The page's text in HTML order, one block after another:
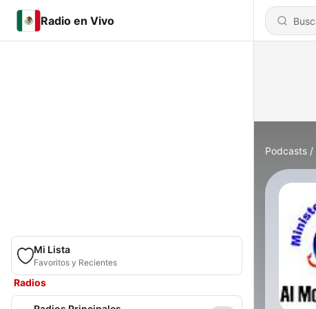
Radio en Vivo
Mi Lista
Favoritos y Recientes
Radios
Podcasts